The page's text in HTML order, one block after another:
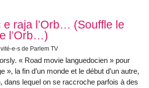
e raja l’Orb… (Souffle le
l’Orb…)
e-s de Parlem TV
« Road movie languedocien » pour
», la fin d’un monde et le début d’un autre,
dans lequel on se raccroche parfois à des